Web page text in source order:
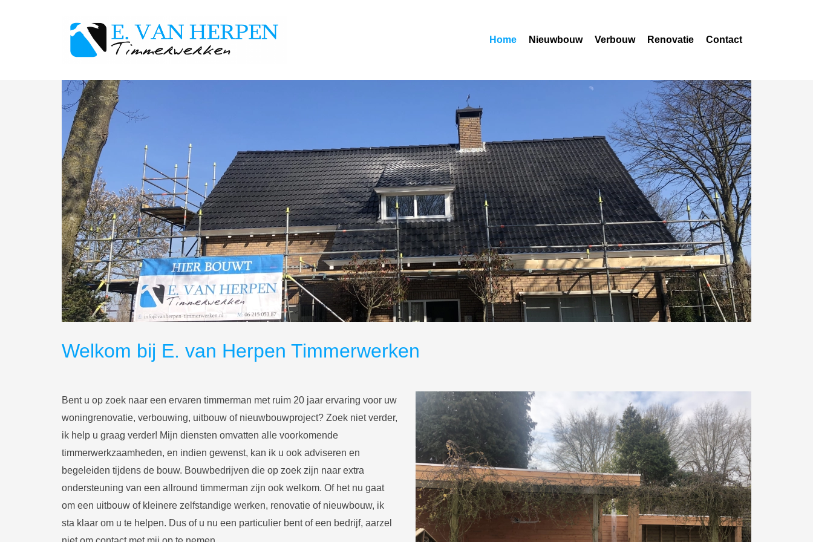
Home Nieuwbouw Verbouw Renovatie Contact
Welkom bij E. van Herpen Timmerwerken
Bent u op zoek naar een ervaren timmerman met ruim 20 jaar ervaring voor uw
woningrenovatie, verbouwing, uitbouw of nieuwbouwproject? Zoek niet verder,
ik help u graag verder! Mijn diensten omvatten alle voorkomende
timmerwerkzaamheden, en indien gewenst, kan ik u ook adviseren en
begeleiden tijdens de bouw. Bouwbedrijven die op zoek zijn naar extra
ondersteuning van een allround timmerman zijn ook welkom. Of het nu gaat
om een uitbouw of kleinere zelfstandige werken, renovatie of nieuwbouw, ik
sta klaar om u te helpen. Dus of u nu een particulier bent of een bedrijf, aarzel